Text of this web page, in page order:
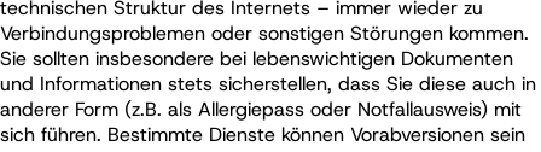
technischen Struktur des Internets – immer wieder zu
Verbindungsproblemen oder sonstigen Störungen kommen.
Sie sollten insbesondere bei lebenswichtigen Dokumenten
und Informationen stets sicherstellen, dass Sie diese auch in
anderer Form (z.B. als Allergiepass oder Notfallausweis) mit
sich führen. Bestimmte Dienste können Vorabversionen sein